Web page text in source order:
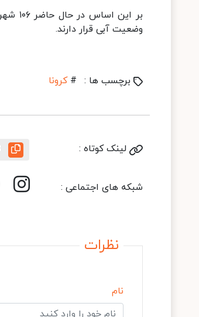
وضعیت آبی قرار دارند.
برچسب ها : # کرونا
لینک کوتاه :
شبکه های اجتماعی :
نظرات
نام